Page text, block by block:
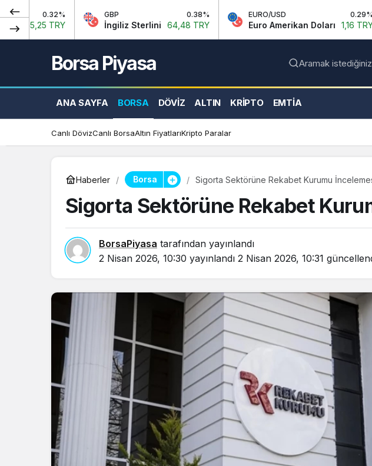
GBP
İngiliz Sterlini 64,48 TRY
EURO/USD
Euro Amerikan Doları 1,16 TRY
Borsa Piyasa Aramak
ANA SAYFA BORSA DÖVIZ ALTIN KRIPTO EMTIA
Canlı DövizCanlı BorsaAltın FiyatlarıKripto Paralar
Haberler Borsa Sigorta Sektörüne Rekabet Kurumu
Sigorta Sektörüne Rekabet
BorsaPiyasa tarafından yayınlandı
2 Nisan 2026, 10:30 yayınlandı 2 Nisan 2026, 10:31